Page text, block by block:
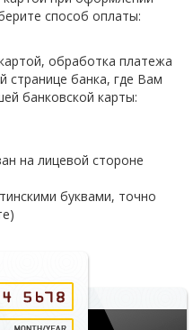
способ оплаты:
обработка платежа
странице банка, где Вам
банковской карты:
на лицевой стороне
буквами, точно